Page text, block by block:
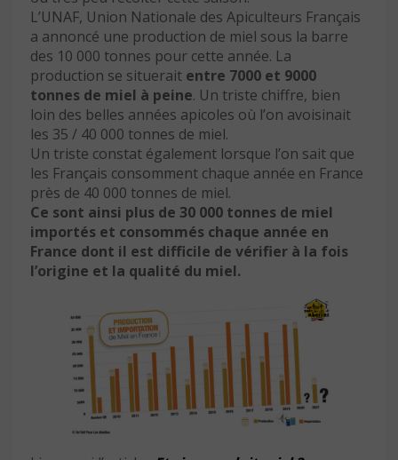
L’UNAF, Union Nationale des Apiculteurs Français
a annoncé une production de miel sous la barre
des 10 000 tonnes pour cette année. La
production se situerait entre 7000 et 9000
tonnes de miel à peine. Un triste chiffre, bien
loin des belles années apicoles où l’on avoisinait
les 35 / 40 000 tonnes de miel.
Un triste constat également lorsque l’on sait que
les Français consomment chaque année en France
près de 40 000 tonnes de miel.
Ce sont ainsi plus de 30 000 tonnes de miel
importés et consommés chaque année en
France dont il est difficile de vérifier à la fois
l’origine et la qualité du miel.